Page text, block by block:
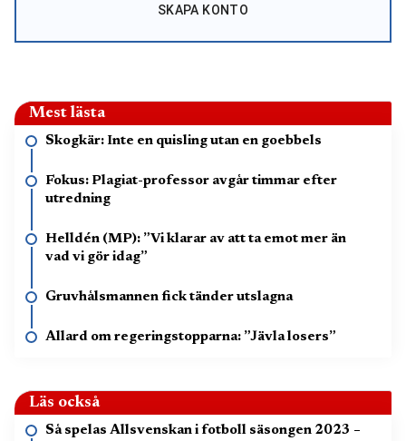
SKAPA KONTO
Mest lästa
Skogkär: Inte en quisling utan en goebbels
Fokus: Plagiat-professor avgår timmar efter
utredning
Helldén (MP): ”Vi klarar av att ta emot mer än
vad vi gör idag”
Gruvhålsmannen fick tänder utslagna
Allard om regeringstopparna: ”Jävla losers”
Läs också
Så spelas Allsvenskan i fotboll säsongen 2023 –